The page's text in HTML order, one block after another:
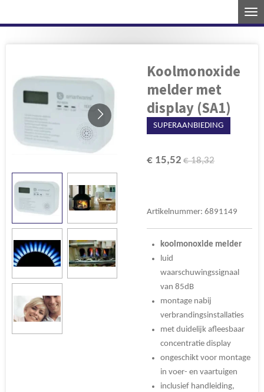
direct
Koolmonoxide
melder met
display (SA1)
SUPERAANBIEDING
€ 15,52 € 18,32
Artikelnummer: 6891149
koolmonoxide melder
luid
waarschuwingssignaal
van 85dB
montage nabij
verbrandingsinstallaties
met duidelijk afleesbaar
concentratie display
ongeschikt voor montage
in voer- en vaartuigen
inclusief handleiding,